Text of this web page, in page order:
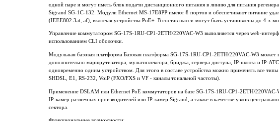
одной паре и могут иметь блок подачи дистанционного питания в линию для питания
Sigrand SG-1C-132. Модули Ethernet MS-17E8PP имеют 8 портов и обеспечивают питание
(IEEE802.3at, af), включая устройства PoE+. В состав шасси могут быть установлены до 4-х
Управление коммутатором SG-17S-1RU-CP1-2ETH/220VAC-W3 выполняется через web-
использованием CLI оболочки.
Модульная базовая платформа Базовая платформа SG-17S-1RU-CP1-2ETH/220VAC-W3
дополнительно маршрутизатора, мультиплексора, бриджа, сервера доступа, IP-шлюза и IP-
одновременно одним устройством. Для этого в составе устройства можно применять все
SHDSL, E1, RS-232, VoiP (FXO/FXS и VF - каналы тональной частоты).
Применение DSLAM или Ethernet PoE коммутаторов на базе SG-17S-1RU-CP1-2ETH/
IP-камер различных производителей или IP-камер Sigrand, а также в качестве узлов
сектора.